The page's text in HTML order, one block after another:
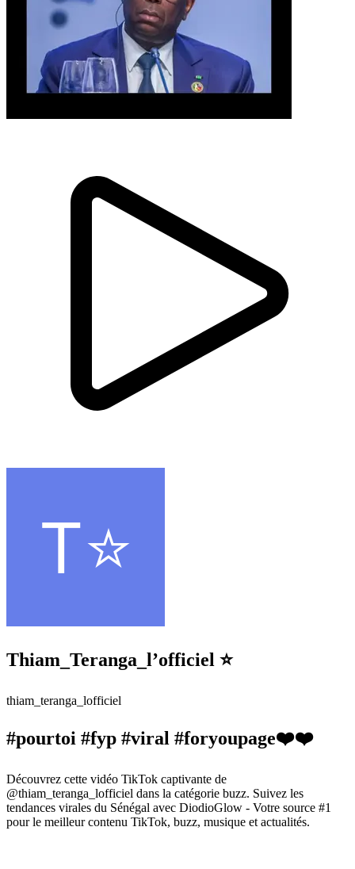
Thiam_Teranga_l’officiel ⭐️
thiam_teranga_lofficiel
#pourtoi #fyp #viral #foryoupage❤️❤️
Découvrez cette vidéo TikTok captivante de
@thiam_teranga_lofficiel dans la catégorie buzz. Suivez les
tendances virales du Sénégal avec DiodioGlow - Votre source #1
pour le meilleur contenu TikTok, buzz, musique et actualités.